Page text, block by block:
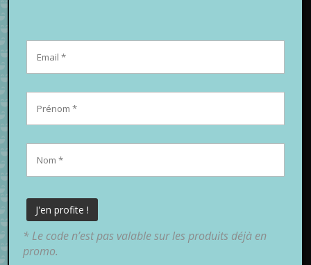
* Le code n’est pas valable sur les produits déjà en
promo.